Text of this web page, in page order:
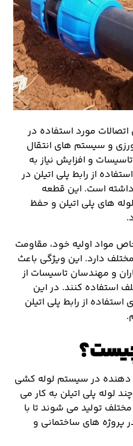
اتصالات مورد استفاده در
و سیستم های انتقال
و افزایش نیاز به
از رابط پلی اتیلن در
است. این قطعه
های پلی اتیلن و حفظ
مواد اولیه خود، مقاومت
دارد. این ویژگی باعث
و مهندسان تاسیسات از
استفاده کنند. در این
از رابط پلی اتیلن
دهنده در سیستم لوله کشی
لوله پلی اتیلن به کار می
تولید می شوند تا با
پروژه های ساختمانی و